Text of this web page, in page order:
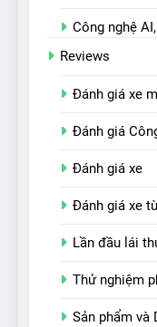
Công nghệ
Reviews
Đánh giá xe
Đánh giá
Đánh giá xe
Đánh giá xe
Lần đầu lái
Thử nghiệm
Sản phẩm và